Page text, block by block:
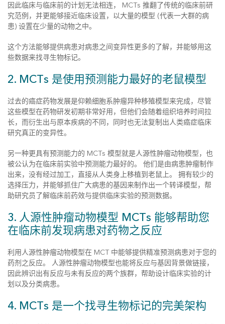
因此临床与临床前的计划无法相连， MCTs 推翻了传统的临床前研
究范例，并更能够接近临床设置，以大量的模型 (代表一大群的病
患) 设置在少量的动物之中。
这个方法能够提供病患对病患之间变异性更多的了解，并能够用这
些数据来找寻生物标记。
2. MCTs 是使用预测能力最好的老鼠模型
过去的癌症药物发展是仰赖细胞系肿瘤异种移殖模型来完成，尽管
这些模型在药物研发初期非常好用，但他们会随着组织培养时间拉
长，而衍生出与原本疾病的不同，同时也无法复制出人类癌症临床
研究真正的变异性。
另一种更具有预测能力的 MCTs 模型就是人源性肿瘤动物模型，也
被公认为在临床前实验中预测能力最好的。 他们是由病患肿瘤制作
出来，没有经过加工，直接从人类身上移植到老鼠上。 拥有较少的
选择压力，并能够抓住广大病患的基因来制作出一个转译模型，帮
助研究员了解临床前药效与提供临床实验的预测数据。
3. 人源性肿瘤动物模型 MCTs 能够帮助您
在临床前发现病患对药物之反应
利用人源性肿瘤动物模型在 MCT 中能够提供精准预测病患对于您的
药剂之反应。 人源性肿瘤动物模型也能将反应与基因背景做链接，
因此辨识出有反应与未有反应的两个族群，帮助设计临床实验的计
划以及分类病患。
4. MCTs 是一个找寻生物标记的完美架构